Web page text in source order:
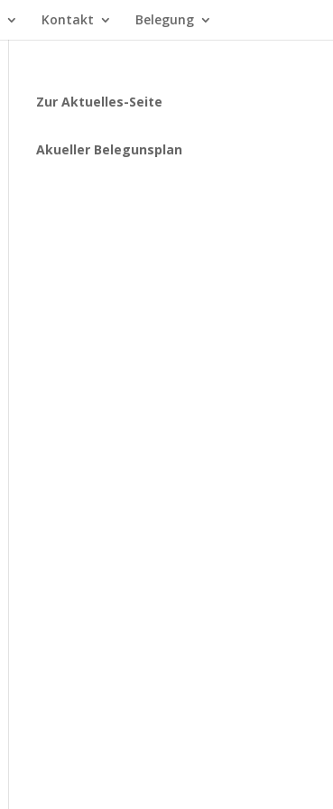
Kontakt Belegung
Zur Aktuelles-Seite
Akueller Belegunsplan